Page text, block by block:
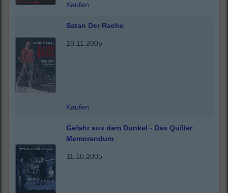
Kaufen
Satan Der Rache
10.11.2005
Kaufen
Gefahr aus dem Dunkel - Das Quiller
Memorandum
11.10.2005